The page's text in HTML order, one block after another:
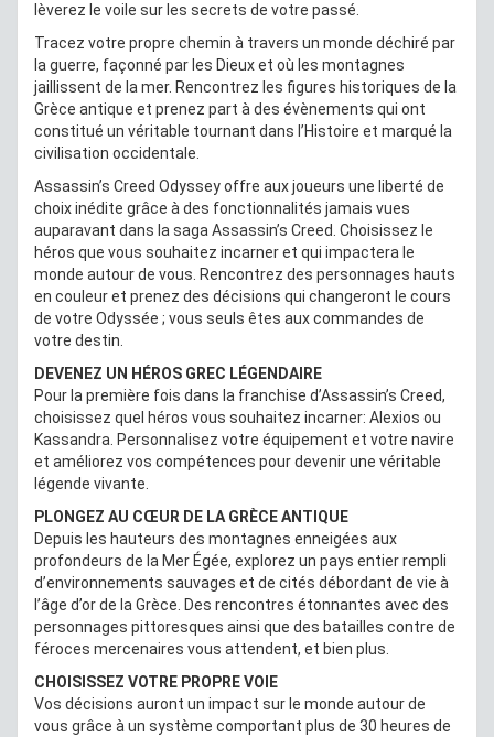
lèverez le voile sur les secrets de votre passé.
Tracez votre propre chemin à travers un monde déchiré par
la guerre, façonné par les Dieux et où les montagnes
jaillissent de la mer. Rencontrez les figures historiques de la
Grèce antique et prenez part à des évènements qui ont
constitué un véritable tournant dans l’Histoire et marqué la
civilisation occidentale.
Assassin’s Creed Odyssey offre aux joueurs une liberté de
choix inédite grâce à des fonctionnalités jamais vues
auparavant dans la saga Assassin’s Creed. Choisissez le
héros que vous souhaitez incarner et qui impactera le
monde autour de vous. Rencontrez des personnages hauts
en couleur et prenez des décisions qui changeront le cours
de votre Odyssée ; vous seuls êtes aux commandes de
votre destin.
DEVENEZ UN HÉROS GREC LÉGENDAIRE
Pour la première fois dans la franchise d’Assassin’s Creed,
choisissez quel héros vous souhaitez incarner: Alexios ou
Kassandra. Personnalisez votre équipement et votre navire
et améliorez vos compétences pour devenir une véritable
légende vivante.
PLONGEZ AU CŒUR DE LA GRÈCE ANTIQUE
Depuis les hauteurs des montagnes enneigées aux
profondeurs de la Mer Égée, explorez un pays entier rempli
d’environnements sauvages et de cités débordant de vie à
l’âge d’or de la Grèce. Des rencontres étonnantes avec des
personnages pittoresques ainsi que des batailles contre de
féroces mercenaires vous attendent, et bien plus.
CHOISISSEZ VOTRE PROPRE VOIE
Vos décisions auront un impact sur le monde autour de
vous grâce à un système comportant plus de 30 heures de